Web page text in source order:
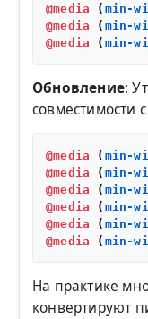
@media ( min-
@media ( min-
@media ( min-
Обновление:
совместимости
@media ( min-
@media ( min-
@media ( min-
@media ( min-
@media ( min-
@media ( min-
На практике
конвертируют